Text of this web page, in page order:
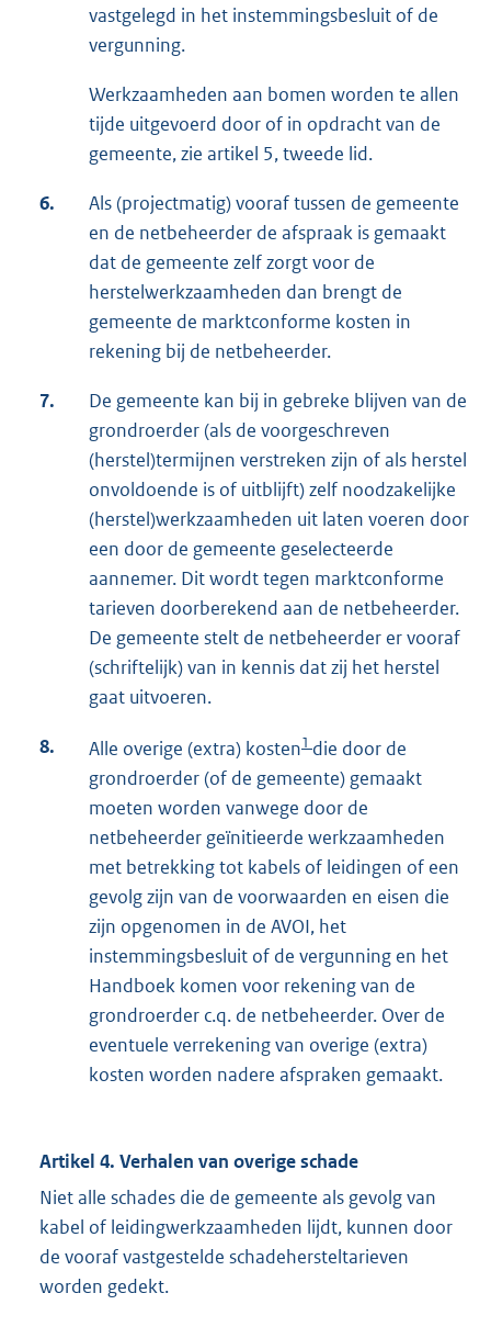
vastgelegd in het instemmingsbesluit of de
vergunning.
Werkzaamheden aan bomen worden te allen
tijde uitgevoerd door of in opdracht van de
gemeente, zie artikel 5, tweede lid.
6.
Als (projectmatig) vooraf tussen de gemeente
en de netbeheerder de afspraak is gemaakt
dat de gemeente zelf zorgt voor de
herstelwerkzaamheden dan brengt de
gemeente de marktconforme kosten in
rekening bij de netbeheerder.
7.
De gemeente kan bij in gebreke blijven van de
grondroerder (als de voorgeschreven
(herstel)termijnen verstreken zijn of als herstel
onvoldoende is of uitblijft) zelf noodzakelijke
(herstel)werkzaamheden uit laten voeren door
een door de gemeente geselecteerde
aannemer. Dit wordt tegen marktconforme
tarieven doorberekend aan de netbeheerder.
De gemeente stelt de netbeheerder er vooraf
(schriftelijk) van in kennis dat zij het herstel
gaat uitvoeren.
8. Alle overige (extra) kosten1 die door de
grondroerder (of de gemeente) gemaakt
moeten worden vanwege door de
netbeheerder geïnitieerde werkzaamheden
met betrekking tot kabels of leidingen of een
gevolg zijn van de voorwaarden en eisen die
zijn opgenomen in de AVOI, het
instemmingsbesluit of de vergunning en het
Handboek komen voor rekening van de
grondroerder c.q. de netbeheerder. Over de
eventuele verrekening van overige (extra)
kosten worden nadere afspraken gemaakt.
Artikel 4. Verhalen van overige schade
Niet alle schades die de gemeente als gevolg van
kabel of leidingwerkzaamheden lijdt, kunnen door
de vooraf vastgestelde schadehersteltarieven
worden gedekt.